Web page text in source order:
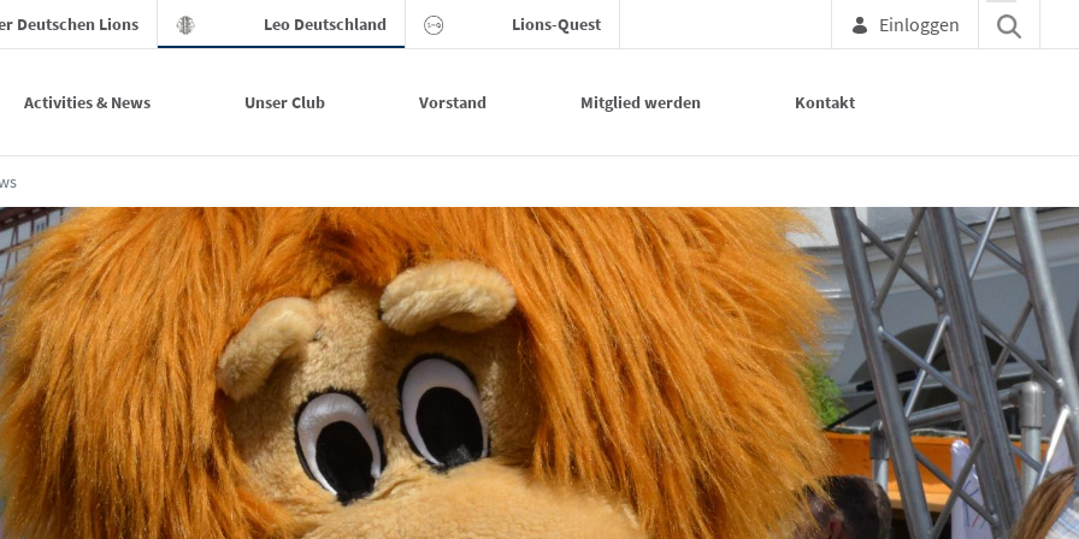
Deutschen Lions Leo Deutschland Lions-Quest Einloggen
Activities & News Unser Club Vorstand Mitglied werden Kontakt